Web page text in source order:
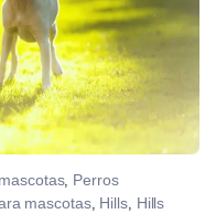
, Perros
mascotas, Hills, Hills